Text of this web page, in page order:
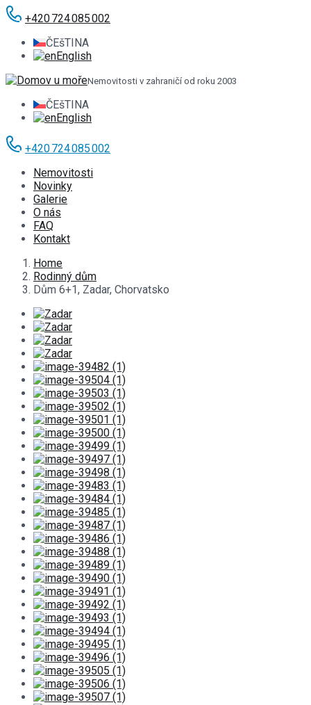
+420 724 085 002
ČEšTINA
English
Nemovitosti v zahraničí od roku 2003
ČEšTINA
English
+420 724 085 002
Nemovitosti
Novinky
Galerie
O nás
FAQ
Kontakt
Home
Rodinný dům
Dům 6+1, Zadar, Chorvatsko